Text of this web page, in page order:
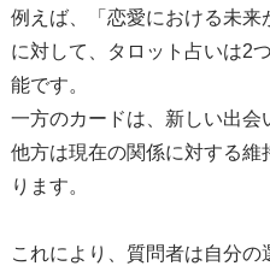
例えば、「恋愛における未来
に対して、タロット占いは2
能です。
一方のカードは、新しい出会
他方は現在の関係に対する
ります。
これにより、質問者は自分